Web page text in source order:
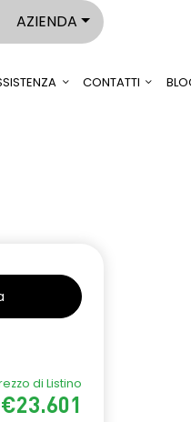
AZIENDA
CONTATTI
di Listino
€23.601